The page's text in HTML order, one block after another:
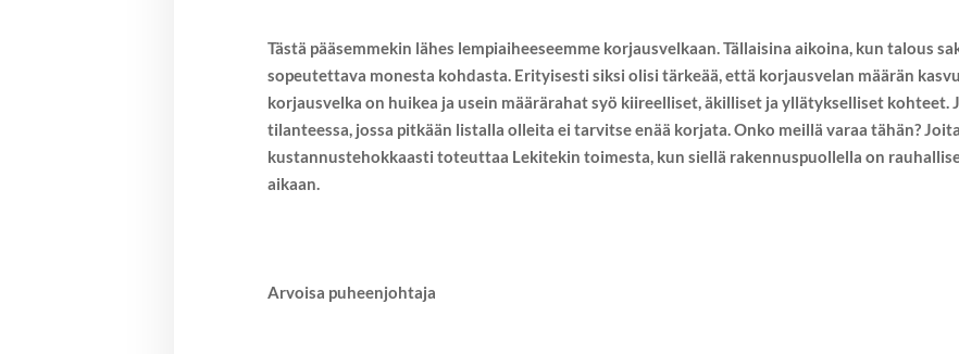
Tästä pääsemmekin lähes lempiaiheeseemme korjausvelkaan. Tällaisina aikoina, kun talous
sopeutettava monesta kohdasta. Erityisesti siksi olisi tärkeää, että korjausvelan määrän
korjausvelka on huikea ja usein määrärahat syö kiireelliset, äkilliset ja yllätykselliset kohteet.
tilanteessa, jossa pitkään listalla olleita ei tarvitse enää korjata. Onko meillä varaa tähän?
kustannustehokkaasti toteuttaa Lekitekin toimesta, kun siellä rakennuspuollella on
aikaan.
Arvoisa puheenjohtaja